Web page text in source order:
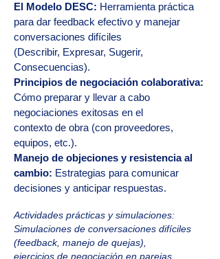
El Modelo DESC: Herramienta práctica
para dar feedback efectivo y manejar
conversaciones difíciles
(Describir, Expresar, Sugerir,
Consecuencias).
Principios de negociación colaborativa:
Cómo preparar y llevar a cabo
negociaciones exitosas en el
contexto de obra (con proveedores,
equipos, etc.).
Manejo de objeciones y resistencia al
cambio: Estrategias para comunicar
decisiones y anticipar respuestas.
Actividades prácticas y simulaciones:
Simulaciones de conversaciones difíciles
(feedback, manejo de quejas),
ejercicios de negociación en parejas,